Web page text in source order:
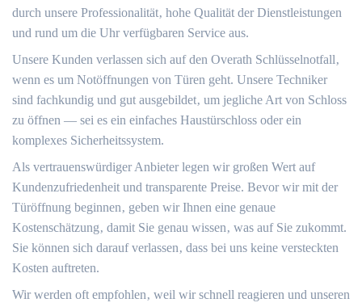
durch unsere Professionalität‚ hohe Qualität der Dienstleistungen
und rund um die Uhr verfügbaren Service aus.​
Unsere Kunden verlassen sich auf den Overath Schlüsselnotfall‚
wenn es um Notöffnungen von Türen geht.​ Unsere Techniker
sind fachkundig und gut ausgebildet‚ um jegliche Art von Schloss
zu öffnen ― sei es ein einfaches Haustürschloss oder ein
komplexes Sicherheitssystem.​
Als vertrauenswürdiger Anbieter legen wir großen Wert auf
Kundenzufriedenheit und transparente Preise.​ Bevor wir mit der
Türöffnung beginnen‚ geben wir Ihnen eine genaue
Kostenschätzung‚ damit Sie genau wissen‚ was auf Sie zukommt.​
Sie können sich darauf verlassen‚ dass bei uns keine versteckten
Kosten auftreten.​
Wir werden oft empfohlen‚ weil wir schnell reagieren und unseren